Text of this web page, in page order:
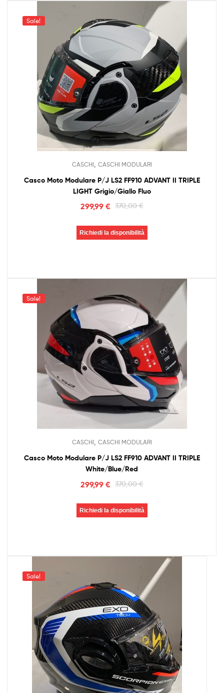
Sale!
CASCHI CASCHI MODULARI
Casco Moto Modulare P/J LS2 FF910 ADVANT II TRIPLE
LIGHT Grigio/Giallo Fluo
370,00€
299,99 €
Richiedi la disponibilità
Sale!
CASCHI CASCHI MODULARI
Casco Moto Modulare P/J LS2 FF910 ADVANT II TRIPLE
White/Blue/Red
370,00€
299,99 €
Richiedi la disponibilità
Sale!